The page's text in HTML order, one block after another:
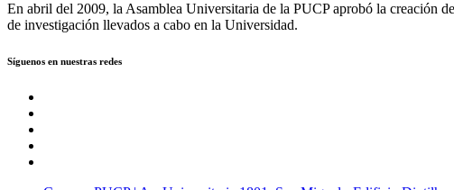
En abril del 2009, la Asamblea Universitaria de la PUCP aprobó la creación
de investigación llevados a cabo en la Universidad.
Síguenos en nuestras redes